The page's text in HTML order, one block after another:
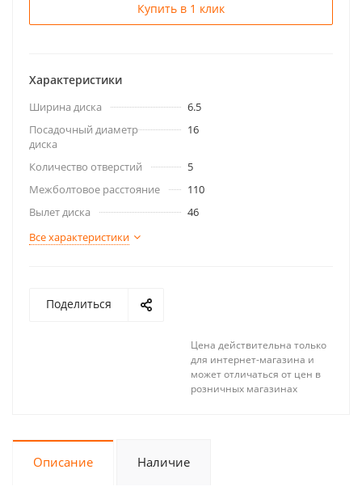
Купить в 1 клик
Характеристики
Ширина диска
6.5
Посадочный диаметр
диска
16
Количество отверстий
5
Межболтовое расстояние
110
Вылет диска
46
Все характеристики
Поделиться
Цена действительна только
для интернет-магазина и
может отличаться от цен в
розничных магазинах
Описание Наличие